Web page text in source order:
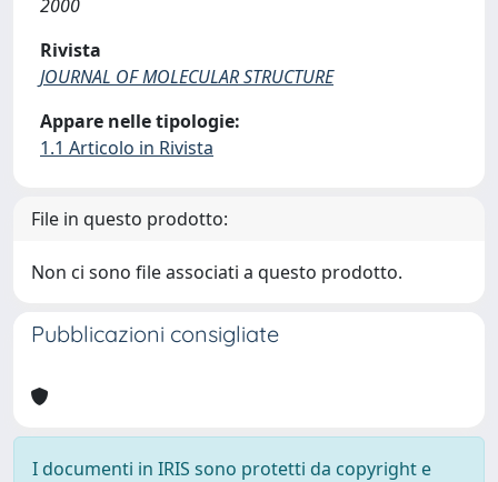
2000
Rivista
JOURNAL OF MOLECULAR STRUCTURE
Appare nelle tipologie:
1.1 Articolo in Rivista
File in questo prodotto:
Non ci sono file associati a questo prodotto.
Pubblicazioni consigliate
I documenti in IRIS sono protetti da copyright e